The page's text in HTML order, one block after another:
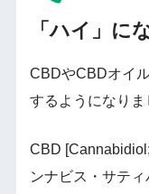
「ハイ」に
CBDやCBDオイ
するようになりま
CBD
ンナビス・サテ